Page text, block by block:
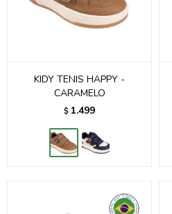
KIDY TENIS HAPPY -
CARAMELO
$ 1.499